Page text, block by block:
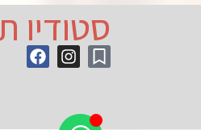
סטודיו